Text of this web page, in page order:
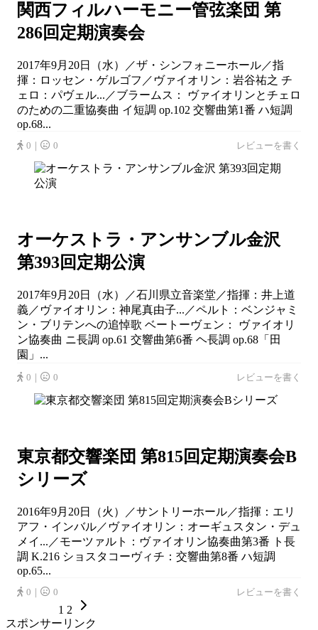
関西フィルハーモニー管弦楽団 第
286回定期演奏会
2017年9月20日（水）／ザ・シンフォニーホール／指
揮：ロッセン・ゲルゴフ／ヴァイオリン：岩谷祐之 チ
ェロ：パヴェル...／ブラームス： ヴァイオリンとチェロ
のための二重協奏曲 イ短調 op.102 交響曲第1番 ハ短調
op.68...
0｜ 0 レビューを書く
オーケストラ・アンサンブル金沢
第393回定期公演
2017年9月20日（水）／石川県立音楽堂／指揮：井上道
義／ヴァイオリン：神尾真由子...／ペルト：ベンジャミ
ン・ブリテンへの追悼歌 ベートーヴェン： ヴァイオリ
ン協奏曲 ニ長調 op.61 交響曲第6番 ヘ長調 op.68「田
園」...
0｜ 0 レビューを書く
東京都交響楽団 第815回定期演奏会B
シリーズ
2016年9月20日（火）／サントリーホール／指揮：エリ
アフ・インバル／ヴァイオリン：オーギュスタン・デュ
メイ...／モーツァルト：ヴァイオリン協奏曲第3番 ト長
調 K.216 ショスタコーヴィチ：交響曲第8番 ハ短調
op.65...
0｜ 0 レビューを書く
1 2
スポンサーリンク